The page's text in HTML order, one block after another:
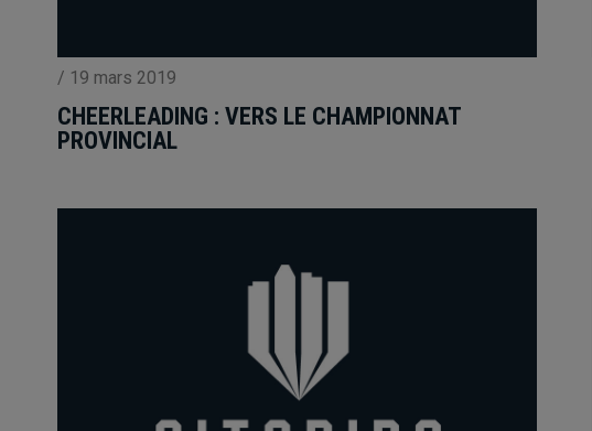
/ 19 mars 2019
CHEERLEADING : VERS LE CHAMPIONNAT
PROVINCIAL